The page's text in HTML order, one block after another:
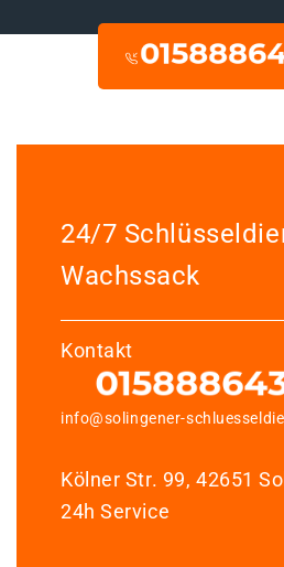
24/7
Wachssack
Kontakt
info@solingener-
Kölner Str. 99, 42651
24h Service